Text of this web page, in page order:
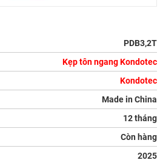
PDB3,2T
Kẹp tôn ngang Kondotec
Kondotec
Made in China
12 tháng
Còn hàng
2025